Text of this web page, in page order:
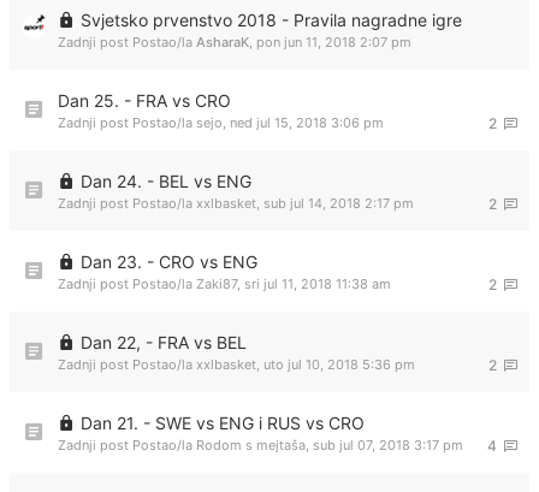
Svjetsko prvenstvo 2018 - Pravila nagradne igre
Zadnji post Postao/la AsharaK, pon jun 11, 2018 2:07 pm
Dan 25. - FRA vs CRO
2
Zadnji post Postao/la sejo, ned jul 15, 2018 3:06 pm
Dan 24. - BEL vs ENG
2
Zadnji post Postao/la xxlbasket, sub jul 14, 2018 2:17 pm
Dan 23. - CRO vs ENG
2
Zadnji post Postao/la Zaki87, sri jul 11, 2018 11:38 am
Dan 22, - FRA vs BEL
2
Zadnji post Postao/la xxlbasket, uto jul 10, 2018 5:36 pm
Dan 21. - SWE vs ENG i RUS vs CRO
4
Zadnji post Postao/la Rodom s mejtaša, sub jul 07, 2018 3:17 pm